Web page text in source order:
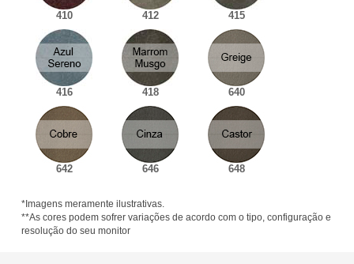
410 412 415
416 418 640
642 646 648
*Imagens meramente ilustrativas.
**As cores podem sofrer variações de acordo com o tipo, configuração e
resolução do seu monitor